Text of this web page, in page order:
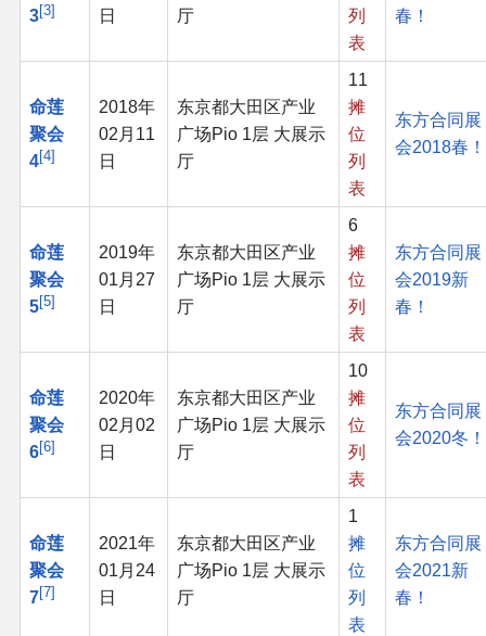
3 3
日
厅
列
表
春！
命莲
聚会
4 4
2018年
02月11
日
东京都大田区产业
广场Pio 1层 大展示
厅
11
摊
位
列
表
东方合同展
会2018春！
命莲
聚会
5 5
2019年
01月27
日
东京都大田区产业
广场Pio 1层 大展示
厅
6
摊
位
列
表
东方合同展
会2019新
春！
命莲
聚会
6 6
2020年
02月02
日
东京都大田区产业
广场Pio 1层 大展示
厅
10
摊
位
列
表
东方合同展
会2020冬！
命莲
聚会
7 7
2021年
01月24
日
东京都大田区产业
广场Pio 1层 大展示
厅
1
摊
位
列
表
东方合同展
会2021新
春！
其他
联系管理员
关于THBWiki
捐款支持